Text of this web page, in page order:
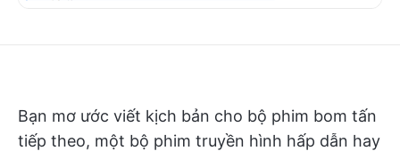
Bạn mơ ước viết kịch bản cho bộ phim bom tấn
tiếp theo, một bộ phim truyền hình hấp dẫn hay